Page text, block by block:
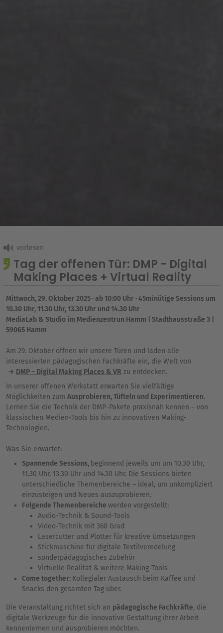
Tag der offenen Tür: DMP - Digital
Making Places + Virtual Reality
Mittwoch, 29. Oktober 2025 · ab 10:00 Uhr · 45minütige Sessions um
10.30 Uhr, 11.30 Uhr, 13.30 Uhr und 14.30 Uhr
MediaLab & Studio im Medienzentrun Hamm | Stadthausstraße 3 |
59065 Hamm
Am 29. Oktober öffnen wir unsere Türen und laden alle
interessierten pädagogischen Fachkräfte ein, die Welt von
DMP – Digital Making Places & VR zu entdecken.
In unserer offenen Werkstatt erwarten Sie vielfältige
Möglichkeiten zum Ausprobieren, Tüfteln und Experimentieren.
Lernen Sie die Technik der DMP-Pakete praxisnah kennen – von
klassischen Medien-Tools bis hin zu innovativen Making-
Technologien.
Was Sie erwartet:
Spannende Sessions, beginnend jeweils um um 10.30 Uhr,
11.30 Uhr, 13.30 Uhr und 14.30 Uhr. Die Sessions bieten
unterschiedliche Themenbereiche – ideal, um unkompliziert
einzusteigen und Neues auszuprobieren.
Folgende Themenbereiche werden vorgestellt:
Audio-Technik & Sound-Tools
Video-Technik mit 360 Grad
Lasercutter und Plotter für kreative Umsetzungen
Stickmaschine für digitale Textilveredelung
sonderpädagogisches Zubehör
Virtuelle Realität & weitere Making-Tools
Come together: Kollegialer Austausch beim Kaffee und
Snacks den gesamten Tag über.
Die Veranstaltung richtet sich an pädagogische Fachkräfte, die
digitale Werkzeuge für die innovative Gestaltung ihrer Arbeit
kennenlernen und ausprobieren möchten.